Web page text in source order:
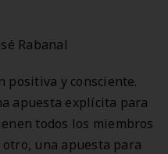
Rabanal
positiva y consciente.
apuesta explícita para
todos los miembros
una apuesta para